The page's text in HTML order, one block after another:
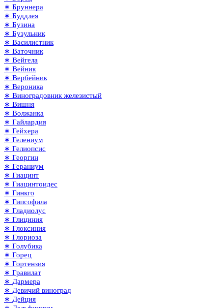
∗ Бруннера
∗ Буддлея
∗ Бузина
∗ Бузульник
∗ Василистник
∗ Ваточник
∗ Вейгела
∗ Вейник
∗ Вербейник
∗ Вероника
∗ Виноградовник железистый
∗ Вишня
∗ Волжанка
∗ Гайлардия
∗ Гейхера
∗ Гелениум
∗ Гелиопсис
∗ Георгин
∗ Гераниум
∗ Гиацинт
∗ Гиацинтоидес
∗ Гинкго
∗ Гипсофила
∗ Гладиолус
∗ Глициния
∗ Глоксиния
∗ Глориоза
∗ Голубика
∗ Горец
∗ Гортензия
∗ Гравилат
∗ Дармера
∗ Девичий виноград
∗ Дейция